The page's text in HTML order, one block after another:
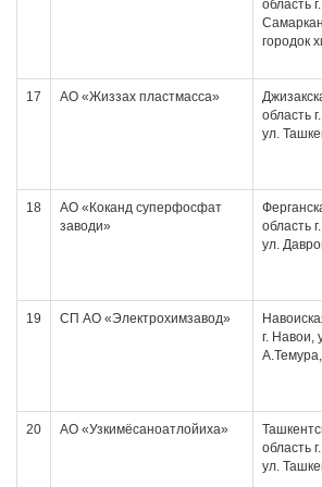
область г.
городок
17 АО «Жиззах пластмасса»
область
ул.
18
АО «Коканд суперфосфат
заводи»
область
ул.
19 СП АО «Электрохимзавод»
г. Навои,
20 АО «Узкимёсаноатлойиха»
область
ул.